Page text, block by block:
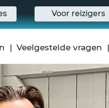
Voor reizigers
Veelgestelde vragen